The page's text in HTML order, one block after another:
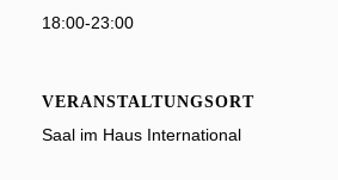
18:00-23:00
VERANSTALTUNGSORT
Saal im Haus International